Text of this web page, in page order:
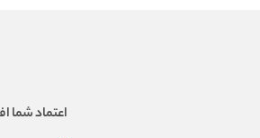
اعتماد شما